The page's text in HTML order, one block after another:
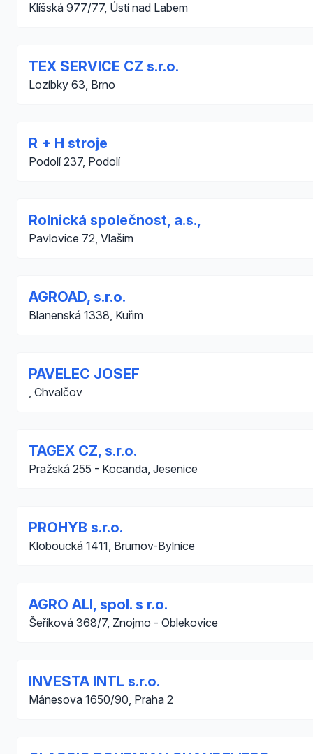
Klíšská 977/77, Ústí nad Labem
TEX SERVICE CZ s.r.o.
Lozíbky 63, Brno
R + H stroje
Podolí 237, Podolí
Rolnická společnost, a.s.,
Pavlovice 72, Vlašim
AGROAD, s.r.o.
Blanenská 1338, Kuřim
PAVELEC JOSEF
, Chvalčov
TAGEX CZ, s.r.o.
Pražská 255 - Kocanda, Jesenice
PROHYB s.r.o.
Kloboucká 1411, Brumov-Bylnice
AGRO ALI, spol. s r.o.
Šeříková 368/7, Znojmo - Oblekovice
INVESTA INTL s.r.o.
Mánesova 1650/90, Praha 2